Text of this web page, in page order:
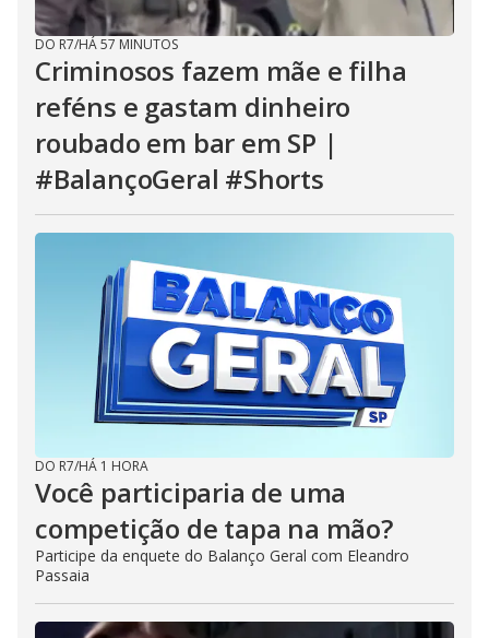
DO R7/HÁ 57 MINUTOS
Criminosos fazem mãe e filha
reféns e gastam dinheiro
roubado em bar em SP |
#BalançoGeral #Shorts
DO R7/HÁ 1 HORA
Você participaria de uma
competição de tapa na mão?
Participe da enquete do Balanço Geral com Eleandro
Passaia